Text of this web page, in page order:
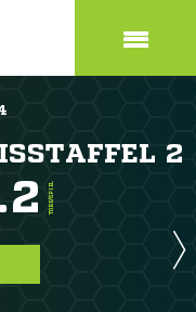
2
TORE/SPIEL